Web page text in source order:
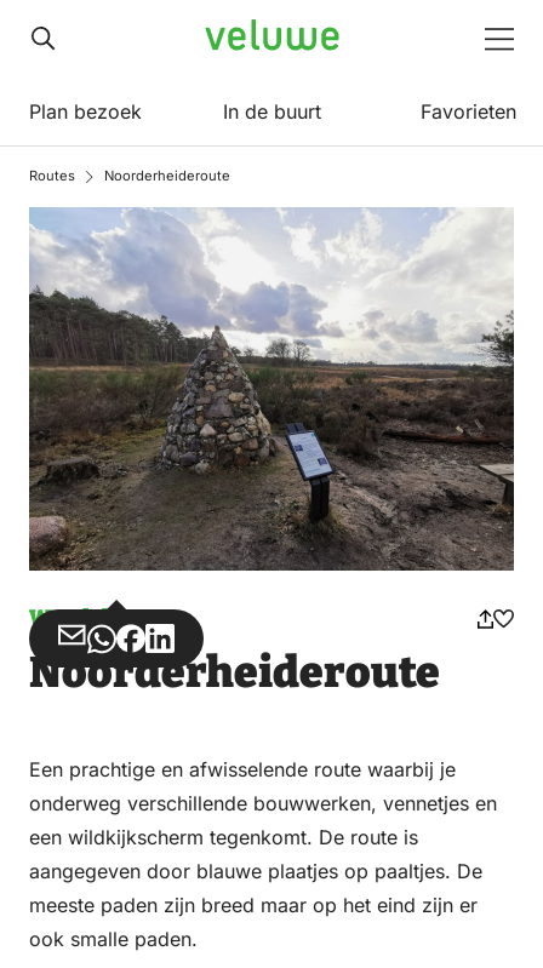
Veluwe
Plan bezoek In de buurt Favorieten
Routes Noorderheideroute
Wandelen
Deel
via
Deel
via
Deel
op
Deel
op
Noorderheideroute
Een prachtige en afwisselende route waarbij je
onderweg verschillende bouwwerken, vennetjes en
een wildkijkscherm tegenkomt. De route is
aangegeven door blauwe plaatjes op paaltjes. De
meeste paden zijn breed maar op het eind zijn er
ook smalle paden.